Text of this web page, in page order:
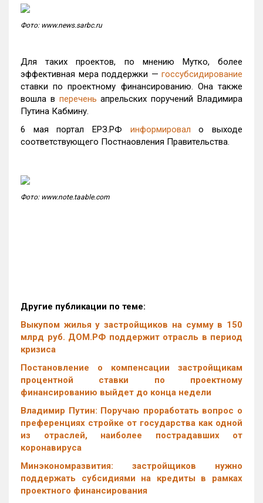
Фото: www.news.sarbc.ru
Для таких проектов, по мнению Мутко, более
эффективная мера поддержки — госсубсидирование
ставки по проектному финансированию. Она также
вошла в перечень апрельских поручений Владимира
Путина Кабмину.
6 мая портал ЕРЗ.РФ информировал о выходе
соответствующего Постнаовления Правительства.
Фото: www.note.taable.com
Другие публикации по теме:
Выкупом жилья у застройщиков на сумму в 150
млрд руб. ДОМ.РФ поддержит отрасль в период
кризиса
Постановление о компенсации застройщикам
процентной ставки по проектному
финансированию выйдет до конца недели
Владимир Путин: Поручаю проработать вопрос о
преференциях стройке от государства как одной
из отраслей, наиболее пострадавших от
коронавируса
Минэкономразвития: застройщиков нужно
поддержать субсидиями на кредиты в рамках
проектного финансирования